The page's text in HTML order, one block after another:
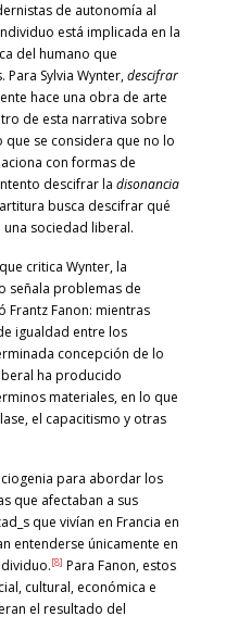
de autonomía al
está implicada en la
del humano que
Para Sylvia Wynter,descifrar
hace una obra de arte
de esta narrativa sobre
que se considera que no lo
con formas de
descifrar la disonancia
busca descifrar qué
sociedad liberal.
critica Wynter, la
señala problemas de
Frantz Fanon: mientras
igualdad entre los
concepción de lo
ha producido
materiales, en lo que
el capacitismo y otras
para abordar los
que afectaban a sus
que vivían en Francia en
entenderse únicamente en
[8] Para Fanon, estos
cultural, económica e
el resultado del